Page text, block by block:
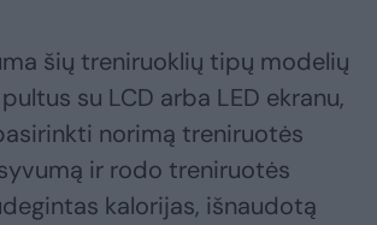
šių treniruoklių tipų modelių
su LCD arba LED ekranu,
norimą treniruotės
ir rodo treniruotės
kalorijas, išnaudotą